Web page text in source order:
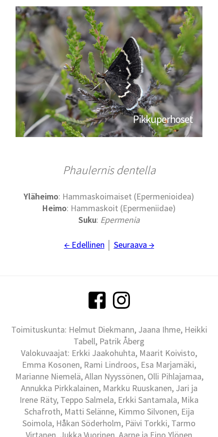
Pikkuperhoset
Phaulernis dentella
Yläheimo: Hammaskoimaiset (Epermenioidea)
Heimo: Hammaskoit (Epermeniidae)
Suku: Epermenia
← Edellinen Seuraava →
Toimituskunta: Helmut Diekmann, Jaana Ihme, Heikki
Tabell, Patrik Åberg
Valokuvaajat: Erkki Jaakohuhta, Maarit Koivisto,
Emma Kosonen, Rami Lindroos, Esa Marjamäki,
Marianne Niemelä, Allan Nyyssönen, Olli Pihlajamaa,
Annukka Pirkkalainen, Markku Ruuskanen, Jari ja
Irene Räty, Teppo Salmela, Erkki Santamala, Mika
Schafroth, Matti Selänne, Kimmo Silvonen, Eija
Soimola, Håkan Söderholm, Päivi Torkki, Tarmo